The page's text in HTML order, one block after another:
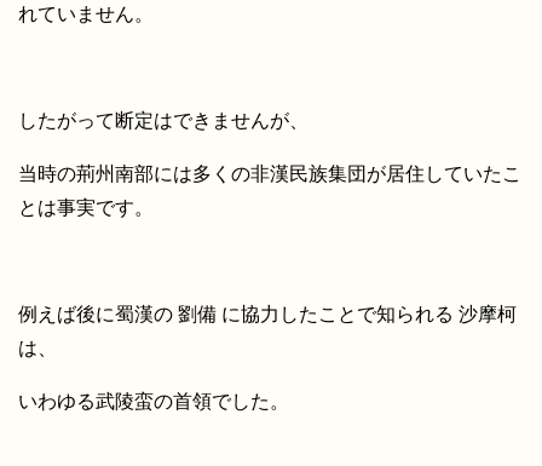
れていません。
したがって断定はできませんが、
当時の荊州南部には多くの非漢民族集団が居住していたこ
とは事実です。
例えば後に蜀漢の 劉備 に協力したことで知られる 沙摩柯
は、
いわゆる武陵蛮の首領でした。